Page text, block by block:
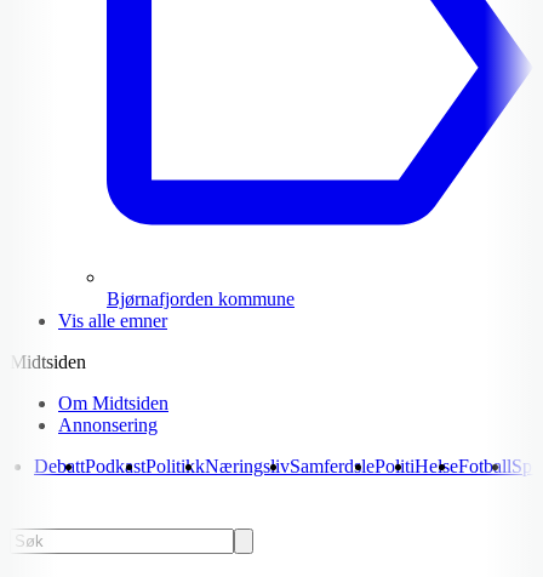
Bjørnafjorden kommune
Vis alle emner
Midtsiden
Om Midtsiden
Annonsering
DebattPodkastPolitikkNæringslivSamferdslePolitiHelseFotball